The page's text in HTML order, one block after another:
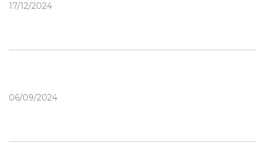
17/12/2024
06/09/2024